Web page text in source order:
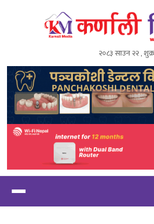
२०८३ साउन २२ ,